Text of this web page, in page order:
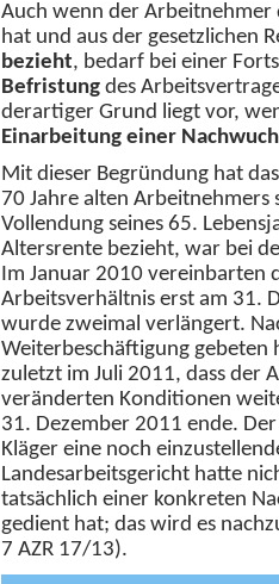
Auch wenn der Arbeitnehmer
hat und aus der gesetzlichen
bezieht, bedarf bei einer
Befristung des
derartiger Grund liegt vor,
Einarbeitung einer
Mit dieser Begründung hat
70 Jahre alten Arbeitnehmers
Vollendung seines 65.
Altersrente bezieht, war bei
Im Januar 2010 vereinbarten
Arbeitsverhältnis erst am 31.
wurde zweimal verlängert.
Weiterbeschäftigung
zuletzt im Juli 2011, dass der
veränderten Konditionen
31. Dezember 2011 ende.
Kläger eine noch
Landesarbeitsgericht hatte
tatsächlich einer konkreten
gedient hat; das wird es
7 AZR 17/13).